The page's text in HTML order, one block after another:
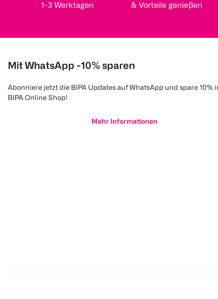
1-3 Werktagen
& Vorteile genießen
Mit WhatsApp -10% sparen
Abonniere jetzt die BIPA Updates auf WhatsApp und spare 10%
BIPA Online Shop!
Mehr Informationen